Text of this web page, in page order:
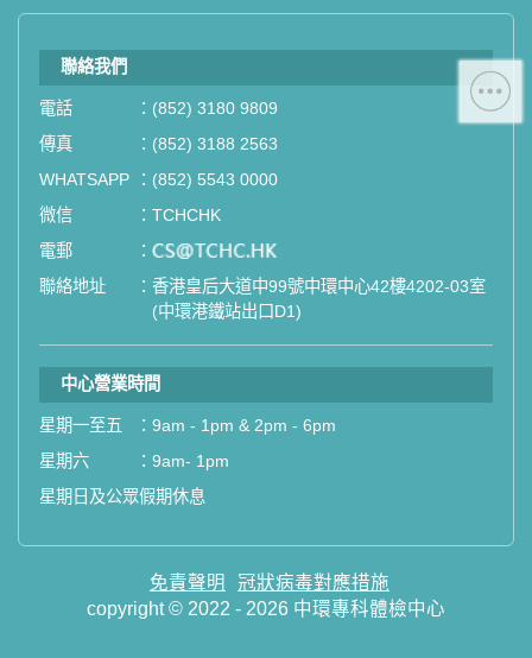
聯絡我們
電話 ： (852) 3180 9809
傳真
： (852) 3188 2563
WHATSAPP
： (852) 5543 0000
微信
： TCHCHK
電郵
： email
聯絡地址
： 香港皇后大道中99號中環中心42樓4202-03室
(中環港鐵站出口D1)
中心營業時間
星期一至五 ： 9am - 1pm & 2pm - 6pm
星期六
： 9am- 1pm
星期日及公眾假期休息
免責聲明
冠狀病毒對應措施
copyright © 2022 - 2026 中環專科體檢中心
「中環專科體檢中心」致力為關注健
康人士提供尊尚而優質的體檢服務，
一站式進行全方位檢查。
如果您有任何疑問或需要進一步了
祝您健康愉快！